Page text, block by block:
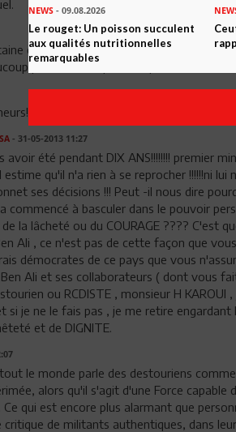
et je n'ai d'autres souvenirs de lui que
profité de sa position pour s'enrichir,
- 31-05-2013 11:27
avoir été pendant DIX ANS!!!!!!!! premier
estime qu'il n'a rien à se reprocher !!!!!!ni
ses décisions !!! Peut -il nous dire
commencé à basculer dans le pouvoir
la lâcheté ou du COURAGE ???? C'est
Ali , ce n'est pas de cette façon que
démocrates de ce pays que vous
Ali et ses collaborateurs ( dont vous
ou RCDISTE , monsieur H
si je ne le fais pas , je me retire engardant
et de DIGNITE.
le monde parle des destouriens
alors qu'il s'agit d'une Force capable
Ce qui est encore plus alarmant que
de militants authentiques, dans
NEWS - 09.08.2026
Le rouget: Un poisson succulent
aux qualités nutritionnelles
remarquables